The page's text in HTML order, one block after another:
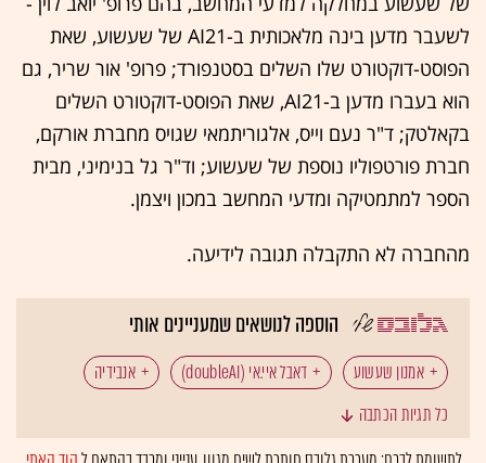
לשעבר מדען בינה מלאכותית ב-AI21 של שעשוע, שאת
הפוסט-דוקטורט שלו השלים בסטנפורד; פרופ' אור שריר, גם
הוא בעברו מדען ב-AI21, שאת הפוסט-דוקטורט השלים
בקאלטק; ד"ר נעם וייס, אלגוריתמאי שגויס מחברת אורקם,
חברת פורטפוליו נוספת של שעשוע; וד"ר גל בנימיני, מבית
הספר למתמטיקה ומדעי המחשב במכון ויצמן.
מהחברה לא התקבלה תגובה לידיעה.
הוספה לנושאים שמעניינים אותי
אמנון שעשוע דאבל איי.אי (doubleAI) אנבידיה
טכנולוגיה: גיוסים והשקעות
כל תגיות הכתבה